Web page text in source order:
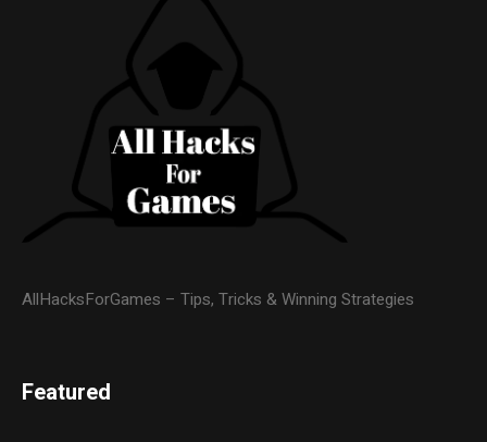
AllHacksForGames – Tips, Tricks & Winning Strategies
Featured